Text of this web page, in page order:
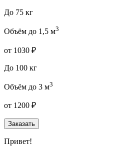
До 75 кг
Объём до 1,5 м3
от 1030 ₽
До 100 кг
Объём до 3 м3
от 1200 ₽
Заказать
Привет!